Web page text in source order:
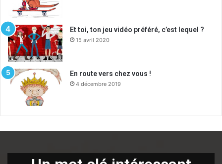
Et toi, ton jeu vidéo préféré, c’est lequel ?
15 avril 2020
En route vers chez vous !
4 décembre 2019